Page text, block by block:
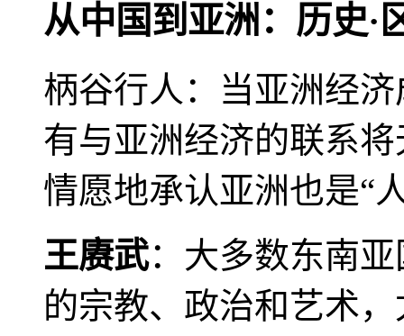
从中国到亚洲：历史·
柄谷行人：当亚洲经
有与亚洲经济的联系
情愿地承认亚洲也是“
王赓武：大多数东南
的宗教、政治和艺术